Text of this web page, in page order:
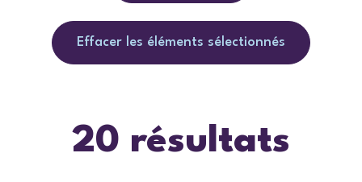
Effacer les éléments sélectionnés
20 résultats